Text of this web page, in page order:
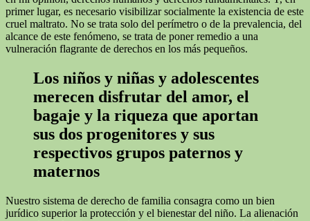
primer lugar, es necesario visibilizar socialmente la existencia de este
cruel maltrato. No se trata solo del perímetro o de la prevalencia, del
alcance de este fenómeno, se trata de poner remedio a una
vulneración flagrante de derechos en los más pequeños.
Los niños y niñas y adolescentes
merecen disfrutar del amor, el
bagaje y la riqueza que aportan
sus dos progenitores y sus
respectivos grupos paternos y
maternos
Nuestro sistema de derecho de familia consagra como un bien
jurídico superior la protección y el bienestar del niño. La alienación